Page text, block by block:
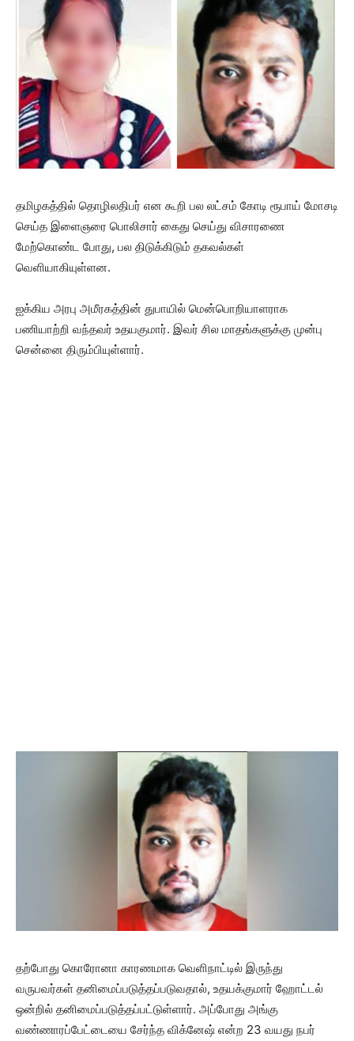
தமிழகத்தில் தொழிலதிபர் என கூறி பல லட்சம் கோடி ரூபாய் மோசடி
செய்த இளைஞரை பொலிசார் கைது செய்து விசாரணை
மேற்கொண்ட போது, பல திடுக்கிடும் தகவல்கள்
வெளியாகியுள்ளன.
ஐக்கிய அரபு அமீரகத்தின் துபாயில் மென்பொறியாளராக
பணியாற்றி வந்தவர் உதயகுமார். இவர் சில மாதங்களுக்கு முன்பு
சென்னை திரும்பியுள்ளார்.
தற்போது கொரோனா காரணமாக வெளிநாட்டில் இருந்து
வருபவர்கள் தனிமைப்படுத்தப்படுவதால், உதயக்குமார் ஹோட்டல்
ஒன்றில் தனிமைப்படுத்தப்பட்டுள்ளார். அப்போது அங்கு
வண்ணாரப்பேட்டையை சேர்ந்த விக்னேஷ் என்ற 23 வயது நபர்